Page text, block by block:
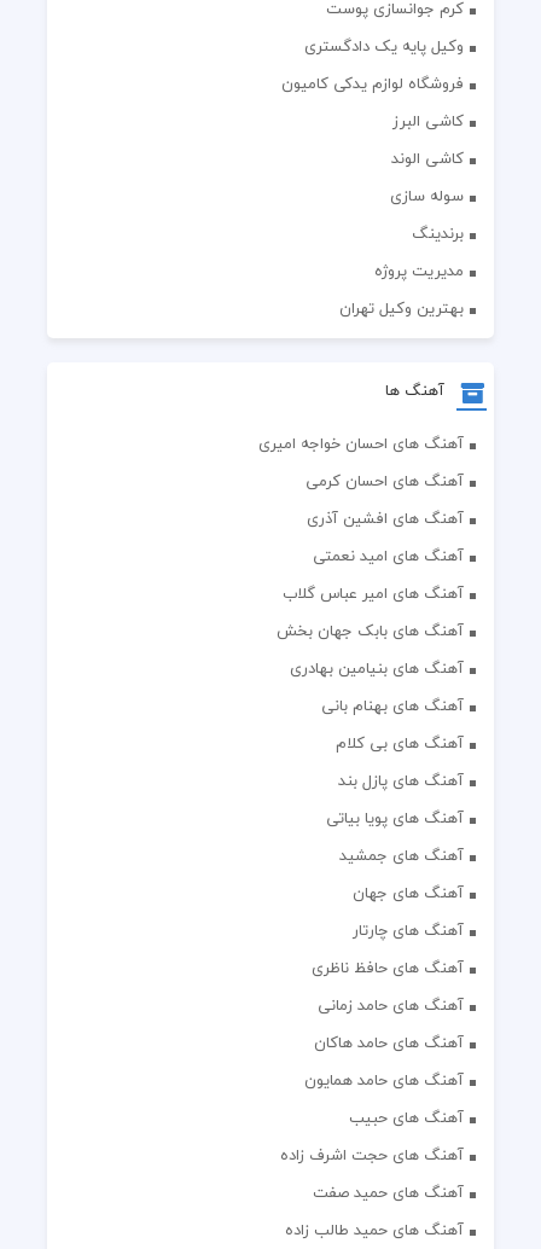
کرم جوانسازی پوست
وکیل پایه یک دادگستری
فروشگاه لوازم یدکی کامیون
کاشی البرز
کاشی الوند
سوله سازی
برندینگ
مدیریت پروژه
بهترین وکیل تهران
آهنگ ها
آهنگ های احسان خواجه امیری
آهنگ های احسان کرمی
آهنگ های افشین آذری
آهنگ های امید نعمتی
آهنگ های امیر عباس گلاب
آهنگ های بابک جهان بخش
آهنگ های بنیامین بهادری
آهنگ های بهنام بانی
آهنگ های بی کلام
آهنگ های پازل بند
آهنگ های پویا بیاتی
آهنگ های جمشید
آهنگ های جهان
آهنگ های چارتار
آهنگ های حافظ ناظری
آهنگ های حامد زمانی
آهنگ های حامد هاکان
آهنگ های حامد همایون
آهنگ های حبیب
آهنگ های حجت اشرف زاده
آهنگ های حمید صفت
آهنگ های حمید طالب زاده